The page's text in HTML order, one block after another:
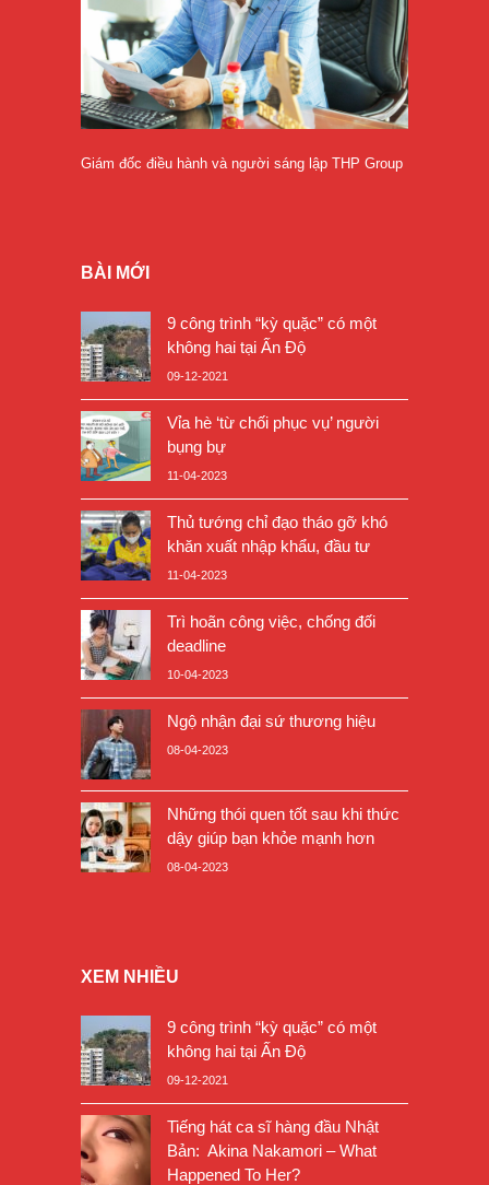
Giám đốc điều hành và người sáng lập THP Group
BÀI MỚI
9 công trình “kỳ quặc” có một
không hai tại Ấn Độ
09-12-2021
Vỉa hè ‘từ chối phục vụ’ người
bụng bự
11-04-2023
Thủ tướng chỉ đạo tháo gỡ khó
khăn xuất nhập khẩu, đầu tư
11-04-2023
Trì hoãn công việc, chống đối
deadline
10-04-2023
Ngộ nhận đại sứ thương hiệu
08-04-2023
Những thói quen tốt sau khi thức
dậy giúp bạn khỏe mạnh hơn
08-04-2023
XEM NHIỀU
9 công trình “kỳ quặc” có một
không hai tại Ấn Độ
09-12-2021
Tiếng hát ca sĩ hàng đầu Nhật
Bản: Akina Nakamori – What
Happened To Her?